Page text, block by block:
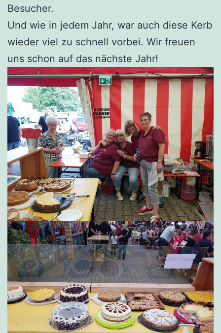
Besucher.
Und wie in jedem Jahr, war auch diese Kerb
wieder viel zu schnell vorbei. Wir freuen
uns schon auf das nächste Jahr!